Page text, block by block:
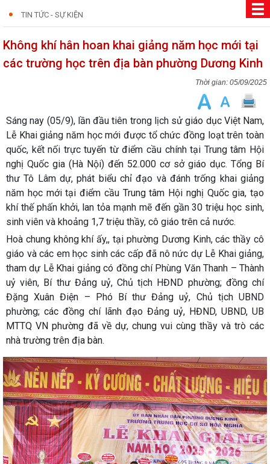
TIN TỨC - SỰ KIỆN
Không khí hân hoan khai giảng năm học mới tại
các trường học trên địa bàn phường Dương Kinh
05/09/2025
Sáng nay (05/9), lần đầu tiên trong lịch sử giáo dục Việt Nam,
Lễ Khai giảng năm học mới được tổ chức đồng loạt trên toàn
quốc, kết nối trực tuyến từ điểm cầu chính tại Trung tâm Hội
nghị Quốc gia (Hà Nội) đến 52.000 cơ sở giáo dục. Tổng Bí
thư Tô Lâm dự, phát biểu chỉ đạo và đánh trống khai giảng
năm học mới tại điểm cầu Trung tâm Hội nghị Quốc gia, tạo
khí thế phấn khởi, lan tỏa mạnh mẽ đến gần 30 triệu học sinh,
sinh viên và khoảng 1,7 triệu thầy, cô giáo trên cả nước.
Hoà chung không khí ấy,, tại phường Dương Kinh, các thầy cô
giáo và các em học sinh các cấp đã nô nức dự Lễ Khai giảng,
tham dự Lễ Khai giảng có đồng chí Phùng Văn Thanh – Thành
uỷ viên, Bí thư Đảng uỷ, Chủ tịch HĐND phường; đồng chí
Đặng Xuân Điện – Phó Bí thư Đảng uỷ, Chủ tịch UBND
phường; các đồng chí lãnh đạo Đảng uỷ, HĐND, UBND, UB
MTTQ VN phường đã về dự, chung vui cùng thầy và trò các
nhà trường trên địa bàn.